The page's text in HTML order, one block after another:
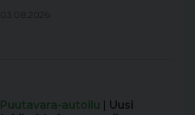
03.08.2026
Puutavara-autoilu
| Uusi